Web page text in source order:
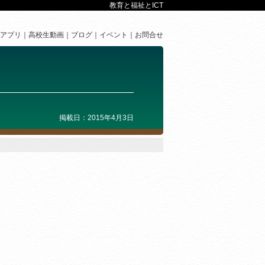
教育と福祉とICT
プリ 高校生動画 ブログ イベント お問合せ
掲載日：2015年4月3日